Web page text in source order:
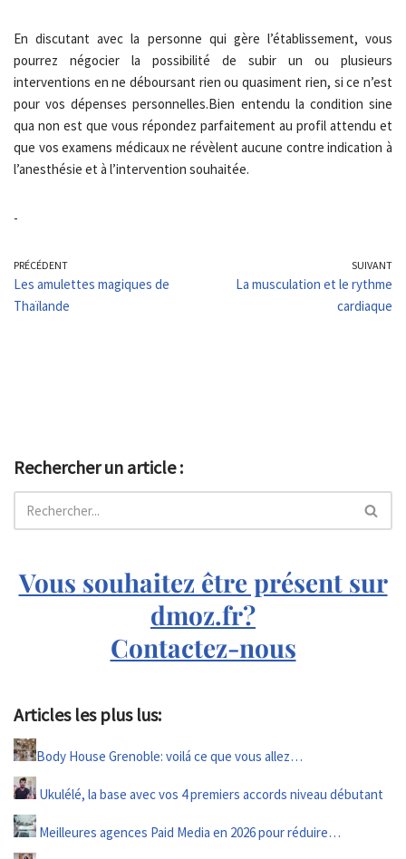
En discutant avec la personne qui gère l’établissement, vous
pourrez négocier la possibilité de subir un ou plusieurs
interventions en ne déboursant rien ou quasiment rien, si ce n’est
pour vos dépenses personnelles.Bien entendu la condition sine
qua non est que vous répondez parfaitement au profil attendu et
que vos examens médicaux ne révèlent aucune contre indication à
l’anesthésie et à l’intervention souhaitée.
-
PRÉCÉDENT
Les amulettes magiques de
Thaïlande
SUIVANT
La musculation et le rythme
cardiaque
Rechercher un article :
Vous souhaitez être présent sur
dmoz.fr?
Contactez-nous
Articles les plus lus:
Body House Grenoble: voilá ce que vous allez…
Ukulélé, la base avec vos 4 premiers accords niveau débutant
Meilleures agences Paid Media en 2026 pour réduire…